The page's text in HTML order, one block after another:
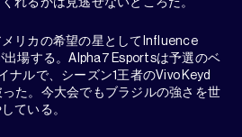
れるかは見逃せないところだ。
リカの希望の星としてInfluence
出場する。Alpha7 Esportsは予選のベ
ナルで、シーズン1王者のVivo Keyd
た。今大会でもブラジルの強さを世
ている。